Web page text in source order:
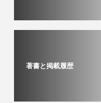
著書と掲載履歴